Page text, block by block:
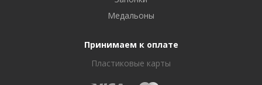
Медальоны
Принимаем к оплате
Пластиковые карты